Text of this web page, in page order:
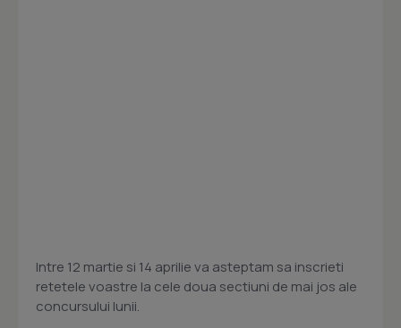
Intre 12 martie si 14 aprilie va asteptam sa inscrieti
retetele voastre la cele doua sectiuni de mai jos ale
concursului lunii.